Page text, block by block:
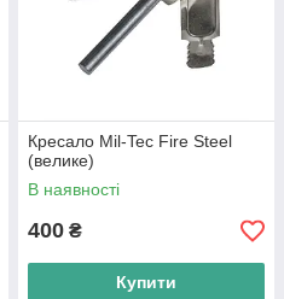
Кресало Mil-Tec Fire Steel
(велике)
В наявності
400 ₴
Купити